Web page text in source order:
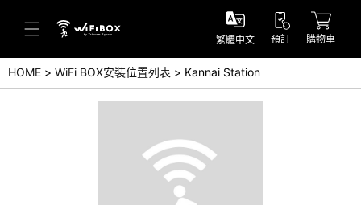
幫助／詢問
繁體中文 預訂 購物車
HOME WiFi BOX安裝位置列表 Kannai Station